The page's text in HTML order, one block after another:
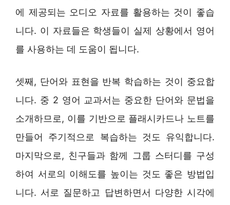
에 제공되는 오디오 자료를 활용하는 것이 좋습
니다. 이 자료들은 학생들이 실제 상황에서 영어
를 사용하는 데 도움이 됩니다.
셋째, 단어와 표현을 반복 학습하는 것이 중요합
니다. 중 2 영어 교과서는 중요한 단어와 문법을
소개하므로, 이를 기반으로 플래시카드나 노트를
만들어 주기적으로 복습하는 것도 유익합니다.
마지막으로, 친구들과 함께 그룹 스터디를 구성
하여 서로의 이해도를 높이는 것도 좋은 방법입
니다. 서로 질문하고 답변하면서 다양한 시각에